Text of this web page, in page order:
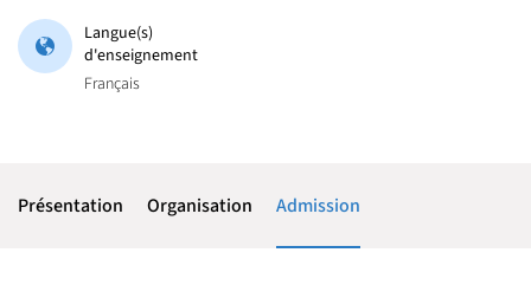
Langue(s)
d'enseignement
Français
Présentation Organisation Admission